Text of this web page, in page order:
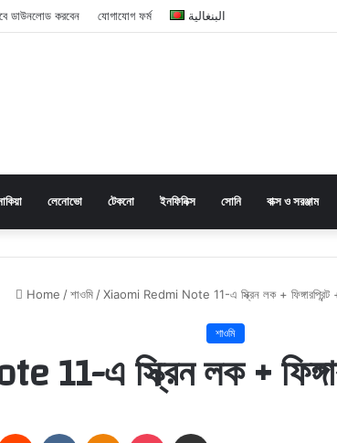
ডাউনলোড করবেন যোগাযোগ ফর্ম البنغالية
লেনোভো টেকনো ইনফিনিক্স সোনি বাক্স ও সরঞ্জাম
Home / শাওমি / Xiaomi Redmi Note 11-এ স্ক্রিন লক + ফিঙ্গারপ্রিন্ট
শাওমি
এ স্ক্রিন লক +
Reddit VKontakteOdnoklassniki
Pocket